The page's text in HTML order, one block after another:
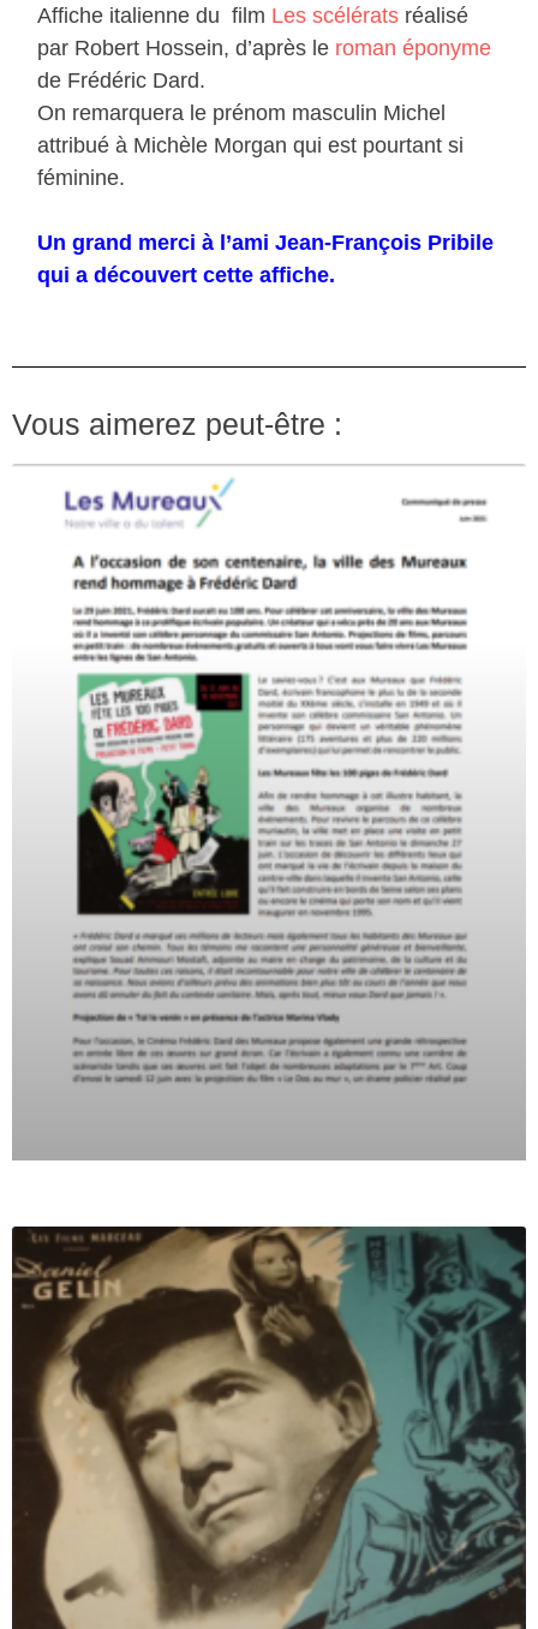
Affiche italienne du film Les scélérats réalisé
par Robert Hossein, d’après le roman éponyme
de Frédéric Dard.
On remarquera le prénom masculin Michel
attribué à Michèle Morgan qui est pourtant si
féminine.
Un grand merci à l’ami Jean-François Pribile
qui a découvert cette affiche.
Vous aimerez peut-être :